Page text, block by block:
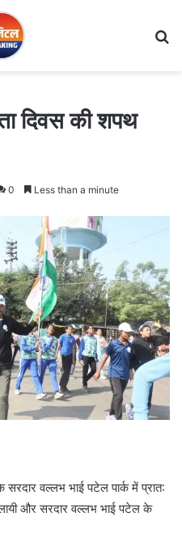
दिवस की शपथ
0 Less than a minute
वल्लभ भाई पटेल पार्क में प्रात:
और सरदार वल्लभ भाई पटेल के